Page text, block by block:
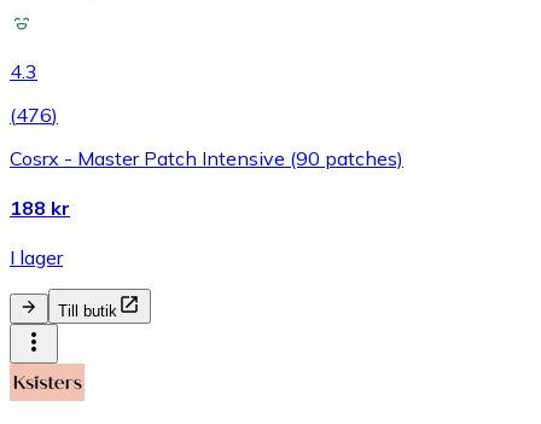
4.3
(476)
Cosrx - Master Patch Intensive (90 patches)
188 kr
I lager
Till butik